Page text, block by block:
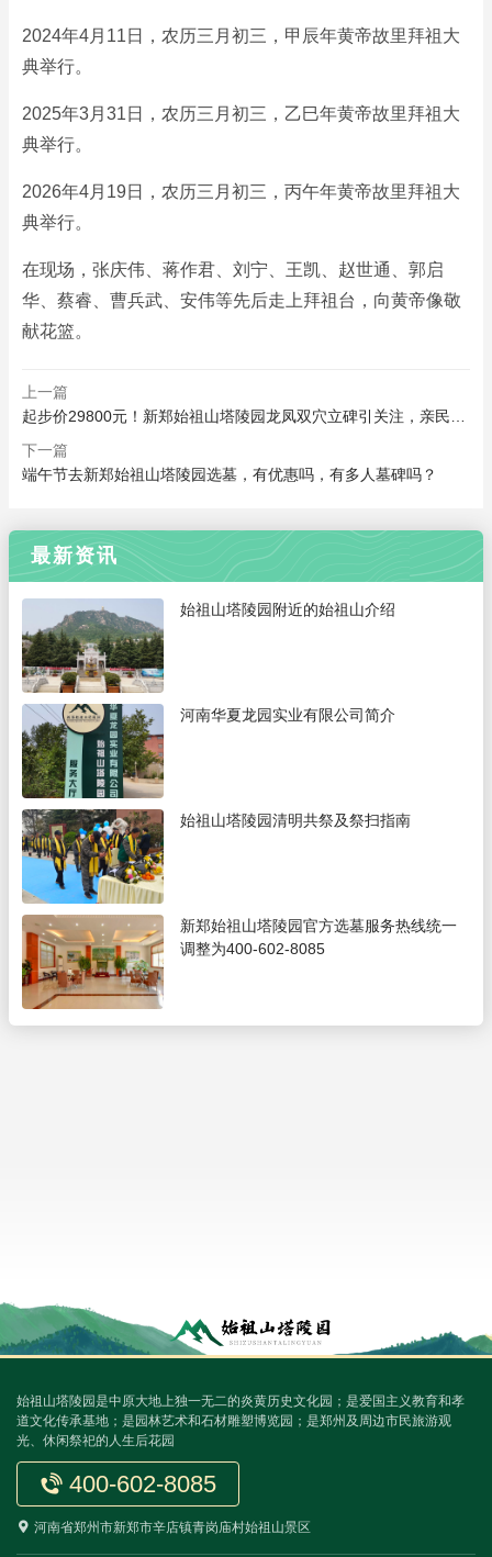
2024年4月11日，农历三月初三，甲辰年黄帝故里拜祖大
典举行。
2025年3月31日，农历三月初三，乙巳年黄帝故里拜祖大
典举行。
2026年4月19日，农历三月初三，丙午年黄帝故里拜祖大
典举行。
在现场，张庆伟、蒋作君、刘宁、王凯、赵世通、郭启
华、蔡睿、曹兵武、安伟等先后走上拜祖台，向黄帝像敬
献花篮。
上一篇
下一篇
端午节去新郑始祖山塔陵园选墓，有优惠吗，有多人墓碑吗？
最新资讯
始祖山塔陵园附近的始祖山介绍
河南华夏龙园实业有限公司简介
始祖山塔陵园清明共祭及祭扫指南
新郑始祖山塔陵园官方选墓服务热线统一
调整为400-602-8085
始祖山塔陵园是中原大地上独一无二的炎黄历史文化园；是爱国主义教育和孝
道文化传承基地；是园林艺术和石材雕塑博览园；是郑州及周边市民旅游观
光、休闲祭祀的人生后花园
400-602-8085
河南省郑州市新郑市辛店镇青岗庙村始祖山景区